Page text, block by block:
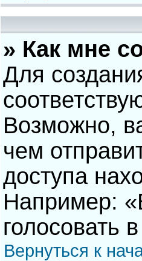
» Как мне
Для
Возможно,
чем
доступа
Например:
голосовать
Вернуться к